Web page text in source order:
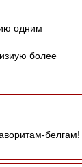
одним
более
белгам!